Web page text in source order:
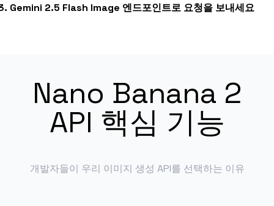
Gemini 2.5 Flash Image 엔드포인트로 요청을 보내세요
Nano Banana 2
API 핵심 기능
개발자들이 우리 이미지 생성 API를 선택하는 이유